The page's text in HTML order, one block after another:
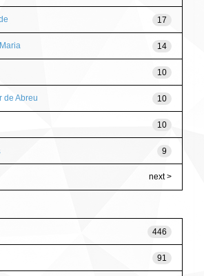
17
14
10
10
de Abreu
10
9
next >
446
91